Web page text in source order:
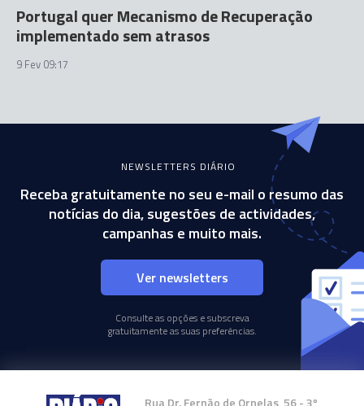
Portugal quer Mecanismo de Recuperação
implementado sem atrasos
9 Fev 09:17
NEWSLETTERS DIÁRIO
Receba gratuitamente no seu e-mail o resumo das
notícias do dia, sugestões de actividades,
campanhas e muito mais.
Ver newsletters
Consulte as opções e subscreva
gratuitamente as suas preferências.
Rua Dr. Fernão de Ornelas, 56 - 3º